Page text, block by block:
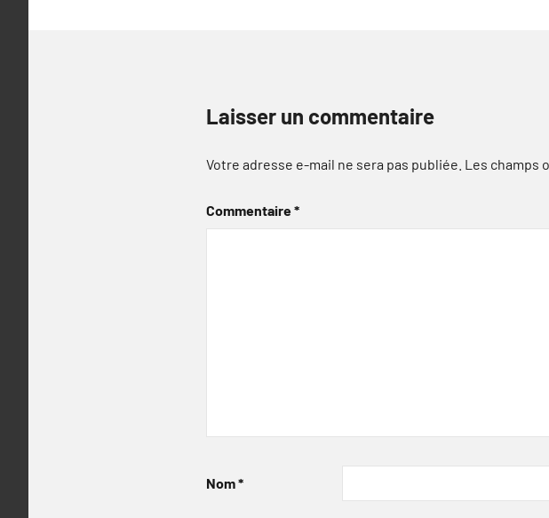
Laisser un commentaire
Votre adresse e-mail ne sera pas publiée. Les champs
Commentaire*
Nom*